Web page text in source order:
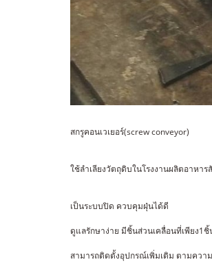
สกรูคอนเวเยอร์(screw conveyor)
ใช้ลำเลียงวัตถุดิบในโรงงานผลิตอาหาร
เป็นระบบปิด ควบคุมฝุ่นได้ดี
ดูแลรักษาง่าย มีชิ้นส่วนเคลื่อนที่เพียง1ชิ้
สามารถติดตั้งอุปกรณ์เพิ่มเติม ตามควา